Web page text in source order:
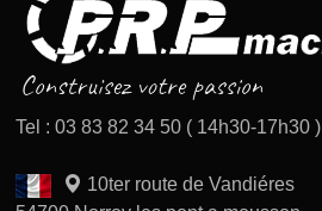
Tel : 03 83 82 34 50 ( 14h30-17h30 )
10ter route de Vandiéres